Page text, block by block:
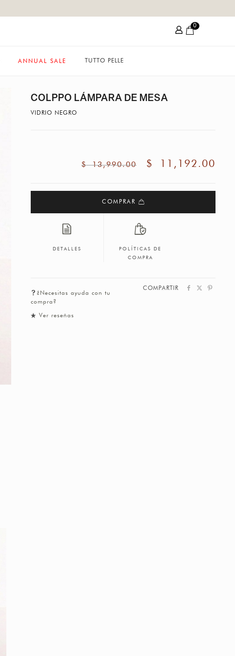
0
ANNUAL SALE TUTTO PELLE
COLPPO LÁMPARA DE MESA
VIDRIO NEGRO
$13,990.00 $ 11,192.00
COMPRAR
DETALLES
POLÍTICAS DE
COMPRA
¿Necesitas ayuda con tu
compra?
Ver reseñas
COMPARTIR